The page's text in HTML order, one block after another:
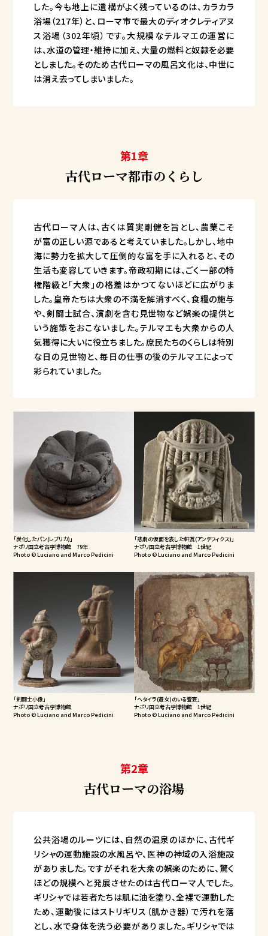
した。今も地上に遺構がよく残っているのは、カラカラ
浴場（217年）と、ローマ市で最大のディオクレティアヌ
ス浴場（302年頃）です。大規模なテルマエの運営に
は、水道の管理・維持に加え、大量の燃料と奴隷を必要
としました。そのため古代ローマの風呂文化は、中世に
は消え去ってしまいました。
第1章
古代ローマ都市のくらし
古代ローマ人は、古くは質実剛健を旨とし、農業こそ
が富の正しい源であると考えていました。しかし、地中
海に勢力を拡大して圧倒的な富を手に入れると、その
生活も変容していきます。帝政初期には、ごく一部の特
権階級と「大衆」の格差はかつてないほどに広がりま
した。皇帝たちは大衆の不満を解消すべく、食糧の施与
や、剣闘士試合、演劇を含む見世物など娯楽の提供と
いう施策をおこないました。テルマエも大衆からの人
気獲得に大いに役立ちました。庶民たちのくらしは特別
な日の見世物と、毎日の仕事の後のテルマエによって
彩られていました。
「炭化したパン(レプリカ)」
ナポリ国立考古学博物館 79年
Photo © Luciano and Marco Pedicini
「悲劇の仮面を表した軒瓦(アンテフィクス)」
ナポリ国立考古学博物館 1世紀
Photo © Luciano and Marco Pedicini
「剣闘士小像」
ナポリ国立考古学博物館
Photo © Luciano and Marco Pedicini
「ヘタイラ(遊女)のいる饗宴」
ナポリ国立考古学博物館 1世紀
Photo © Luciano and Marco Pedicini
第2章
古代ローマの浴場
公共浴場のルーツには、自然の温泉のほかに、古代ギ
リシャの運動施設の水風呂や、医神の神域の入浴施設
がありました。ですがそれを大衆の娯楽のために、驚く
ほどの規模へと発展させたのは古代ローマ人でした。
ギリシャでは若者たちは肌に油を塗り、全裸で運動した
ため、運動後にはストリギリス（肌かき器）で汚れを落
とし、水で身体を洗う必要がありました。ギリシャでは